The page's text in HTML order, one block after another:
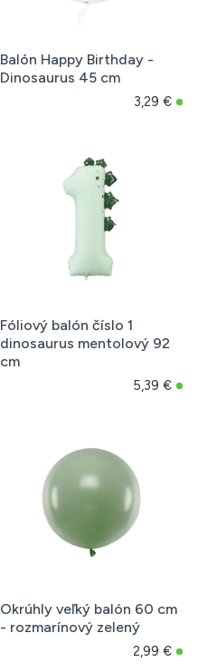
Balón Happy Birthday -
Dinosaurus 45 cm
3,29 €
Fóliový balón číslo 1
dinosaurus mentolový 92
cm
5,39 €
Okrúhly veľký balón 60 cm
- rozmarínový zelený
2,99 €